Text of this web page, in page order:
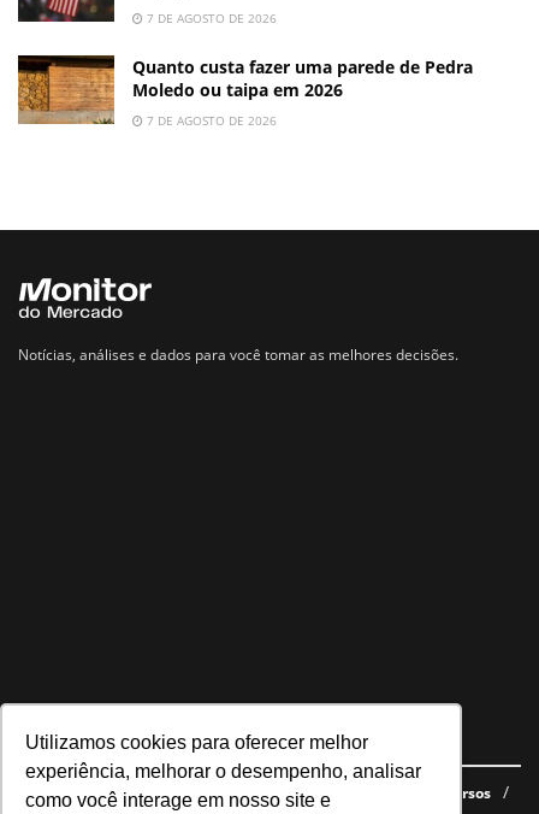
Utilizamos cookies para oferecer melhor
experiência, melhorar o desempenho, analisar
como você interage em nosso site e
7 DE AGOSTO DE 2026
Quanto custa fazer uma parede de Pedra
Moledo ou taipa em 2026
7 DE AGOSTO DE 2026
Notícias, análises e dados para você tomar as melhores decisões.
Navegue no site
Últimas notícias Quem somos E-books gratuitos
Cursos